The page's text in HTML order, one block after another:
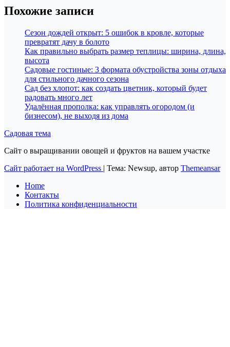
Похожие записи
Сезон дождей открыт: 5 ошибок в кровле, которые
превратят дачу в болото
Как правильно выбрать размер теплицы: ширина, длина,
высота
Садовые гостиные: 3 формата обустройства зоны отдыха
для стильного дачного сезона
Сад без хлопот: как создать цветник, который будет
радовать много лет
Удалённая прополка: как управлять огородом (и
бизнесом), не выходя из дома
Садовая тема
Сайт о выращивании овощей и фруктов на вашем участке
Сайт работает на WordPress | Тема: Newsup, автор Themeansar
Home
Контакты
Политика конфиденциальности